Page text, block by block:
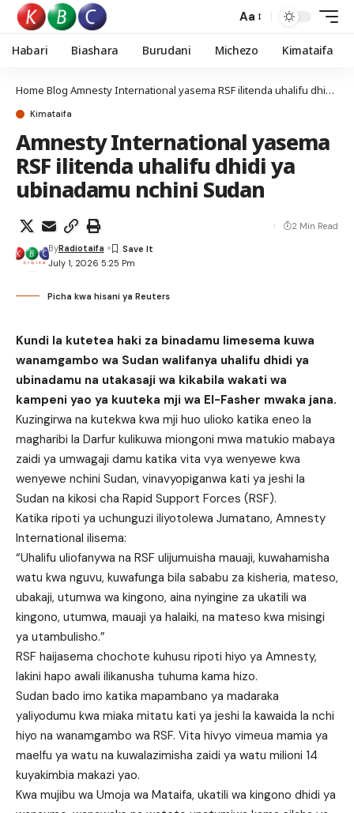
Aa
Habari Biashara Burudani Michezo Kimataifa
Home Blog Amnesty International yasema RSF ilitenda uhalifu dhidi ya ubinadamu nchini Sudan
Kimataifa
Amnesty International yasema
RSF ilitenda uhalifu dhidi ya
ubinadamu nchini Sudan
July 1, 2026 5:25 Pm
ByRadiotaifa
2 Min Read
Picha kwa hisani ya Reuters
Kundi la kutetea haki za binadamu limesema kuwa
wanamgambo wa Sudan walifanya uhalifu dhidi ya
ubinadamu na utakasaji wa kikabila wakati wa
kampeni yao ya kuuteka mji wa El-Fasher mwaka jana.
Kuzingirwa na kutekwa kwa mji huo ulioko katika eneo la
magharibi la Darfur kulikuwa miongoni mwa matukio mabaya
zaidi ya umwagaji damu katika vita vya wenyewe kwa
wenyewe nchini Sudan, vinavyopiganwa kati ya jeshi la
Sudan na kikosi cha Rapid Support Forces (RSF).
Katika ripoti ya uchunguzi iliyotolewa Jumatano, Amnesty
International ilisema:
“Uhalifu uliofanywa na RSF ulijumuisha mauaji, kuwahamisha
watu kwa nguvu, kuwafunga bila sababu za kisheria, mateso,
ubakaji, utumwa wa kingono, aina nyingine za ukatili wa
kingono, utumwa, mauaji ya halaiki, na mateso kwa misingi
ya utambulisho.”
RSF haijasema chochote kuhusu ripoti hiyo ya Amnesty,
lakini hapo awali ilikanusha tuhuma kama hizo.
Sudan bado imo katika mapambano ya madaraka
yaliyodumu kwa miaka mitatu kati ya jeshi la kawaida la nchi
hiyo na wanamgambo wa RSF. Vita hivyo vimeua mamia ya
maelfu ya watu na kuwalazimisha zaidi ya watu milioni 14
kuyakimbia makazi yao.
Kwa mujibu wa Umoja wa Mataifa, ukatili wa kingono dhidi ya